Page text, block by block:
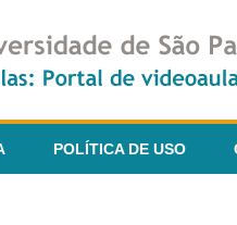
POLÍTICA DE USO